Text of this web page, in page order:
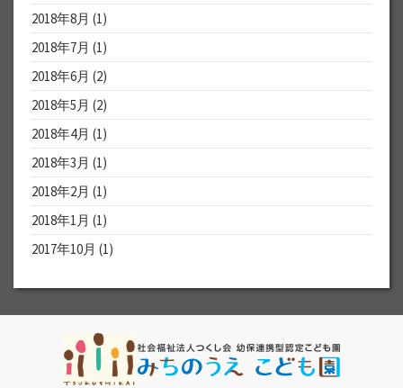
2018年8月 (1)
2018年7月 (1)
2018年6月 (2)
2018年5月 (2)
2018年4月 (1)
2018年3月 (1)
2018年2月 (1)
2018年1月 (1)
2017年10月 (1)